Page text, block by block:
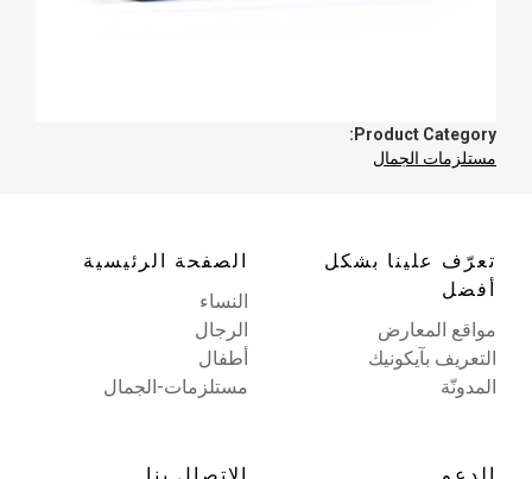
Product Category:
مستلزمات الجمال
الصفحة الرئيسية
النساء
الرجال
أطفال
مستلزمات-الجمال
تعرّف علينا بشكل
أفضل
مواقع المعارض
التعريف بآيكونيك
المدونّة